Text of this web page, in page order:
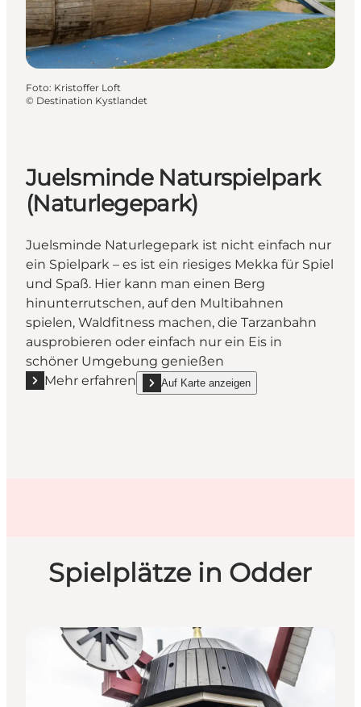
Foto: Kristoffer Loft
© Destination Kystlandet
Juelsminde Naturspielpark
(Naturlegepark)
Juelsminde Naturlegepark ist nicht einfach nur
ein Spielpark – es ist ein riesiges Mekka für Spiel
und Spaß. Hier kann man einen Berg
hinunterrutschen, auf den Multibahnen
spielen, Waldfitness machen, die Tarzanbahn
ausprobieren oder einfach nur ein Eis in
schöner Umgebung genießen
Mehr erfahren
Mehr erfahren "Juelsminde Naturspielpark
Auf Karte anzeigen
show Juelsminde Naturspielpark
Spielplätze in Odder